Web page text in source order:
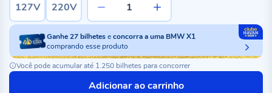
127V 220V
Ganhe27bilheteseconcorra a uma BMW X1
comprando esse produto
Você pode acumular até 1.250 bilhetes para concorrer
Adicionar ao carrinho